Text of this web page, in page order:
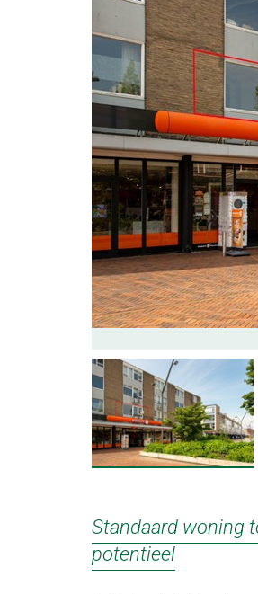
Standaard woning
potentieel